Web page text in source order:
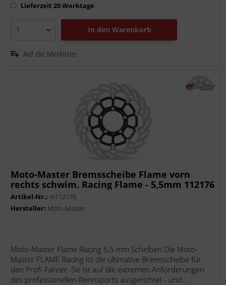
Lieferzeit 20 Werktage
In den Warenkorb
Auf die Merkliste
Moto-Master Bremsscheibe Flame vorn
rechts schwim. Racing Flame - 5,5mm 112176
Artikel-Nr.: m112176
Hersteller: Moto-Master
Moto-Master Flame Racing 5,5 mm Scheiben Die Moto-
Master FLAME Racing ist die ultimative Bremsscheibe für
den Profi-Fahrer. Sie ist auf die extremen Anforderungen
des professionellen Rennsports ausgerichtet - und...